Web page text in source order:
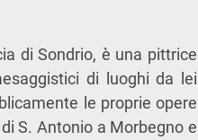
di Sondrio, è una pittrice
di luoghi da lei
le proprie opere
S. Antonio a Morbegno e